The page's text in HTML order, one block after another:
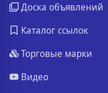
Доска объявлений
Каталог ссылок
Торговые марки
Видео